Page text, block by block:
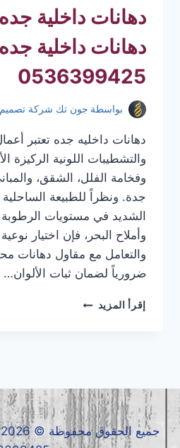
دهانات داخلية
دهانات داخلية جده
0536399425
بواسطة جون تك شركة
دهانات داخليه جده تعتبر
والتشطيبات اللونية الركيزة
وفخامة الفلل، الشقق،
جدة. ونظراً للطبيعة الساحلية
الشديد في مستويات
وأملاح البحر، فإن اختيار
والتعامل مع مقاول دهانات
ضرورياً لضمان ثبات الألوان…
إقرأ المزيد دهانات
داخلية
جده
|
مقاول